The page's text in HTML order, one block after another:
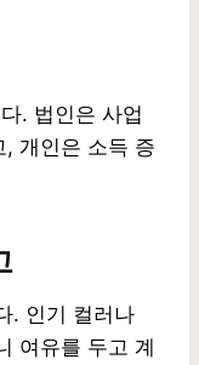
. 법인은 사업
, 개인은 소득 증
. 인기 컬러나
여유를 두고 계